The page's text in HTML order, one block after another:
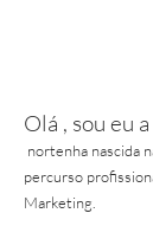
Olá , sou eu
nortenha nascida
percurso
Marketing.